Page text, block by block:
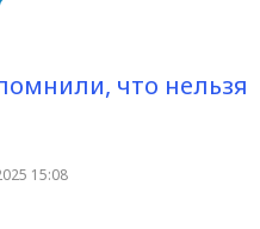
что нельзя
15:08